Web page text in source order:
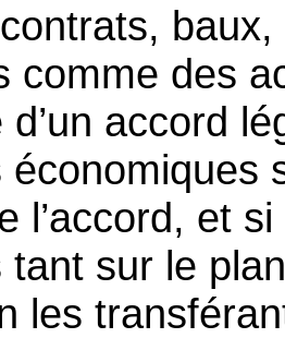
comme des
d’un accord
économiques
l’accord, et
tant sur le
les